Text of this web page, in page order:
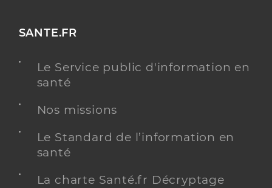
SANTE.FR
Le Service public d'information en
santé
Nos missions
Le Standard de l’information en
santé
La charte Santé.fr Décryptage